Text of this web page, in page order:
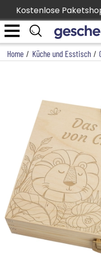
Kostenlose
Home / Küche und Esstisch /